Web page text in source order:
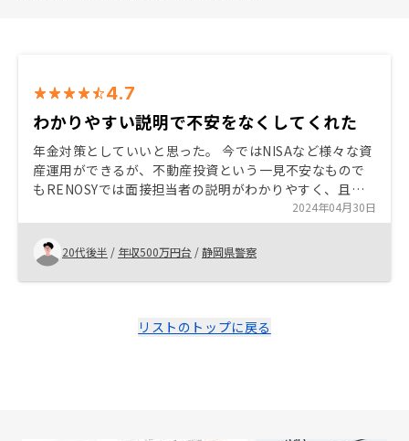
4.7
わかりやすい説明で不安をなくしてくれた
年金対策としていいと思った。 今ではNISAなど様々な資
産運用ができるが、不動産投資という一見不安なもので
もRENOSYでは面接担当者の説明がわかりやすく、且つ
将来的にも成長が期待ができるのではないかと思えた。
多少のリスクはあるものの、それすらも許容範囲だと思
う。
2024年04月30日
20代後半 / 年収500万円台 /静岡県警察
リストのトップに戻る